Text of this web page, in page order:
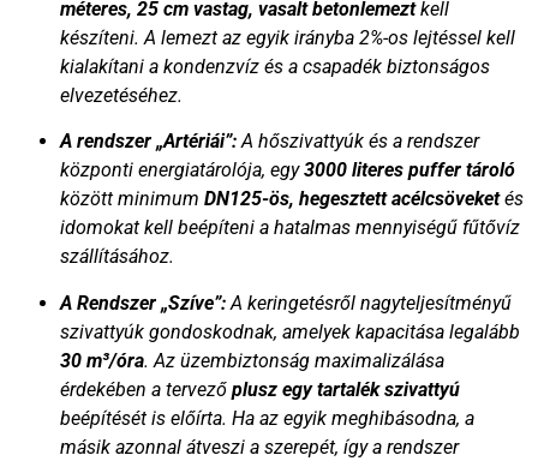
méteres, 25 cm vastag, vasalt betonlemeztkell
készíteni. A lemezt az egyik irányba 2%-os lejtéssel kell
kialakítani a kondenzvíz és a csapadék biztonságos
elvezetéséhez.
A rendszer „Artériái”:A hőszivattyúk és a rendszer
központi energiatárolója, egy3000 literes puffer tároló
között minimum DN125-ös, hegesztett acélcsöveketés
idomokat kell beépíteni a hatalmas mennyiségű fűtővíz
szállításához.
A Rendszer „Szíve”: A keringetésről nagyteljesítményű
szivattyúk gondoskodnak, amelyek kapacitása legalább
30 m³/óra. Az üzembiztonság maximalizálása
érdekében a tervező plusz egy tartalék szivattyú
beépítését is előírta. Ha az egyik meghibásodna, a
másik azonnal átveszi a szerepét, így a rendszer